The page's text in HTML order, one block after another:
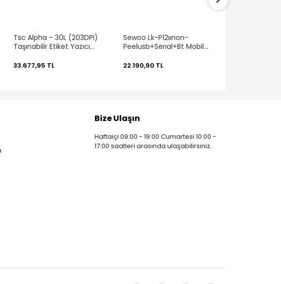
Tsc Alpha - 30L (203DPI)
Taşınabilir Etiket Yazıcı
33.677,95 TL
Sewoo Lk-P12ıınon-
Peelusb+Serıal+Bt Mobil
22.190,90 TL
Bize Ulaşın
Haftaiçi 09:00 - 19:00 Cumartesi 10:00 -
17:00 saatleri arasında ulaşabilirsiniz.